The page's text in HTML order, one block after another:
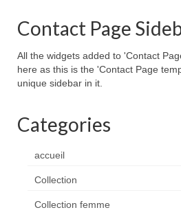
Contact Page
All the widgets added to 'Contact
here as this is the 'Contact Page
unique sidebar in it.
Categories
accueil
Collection
Collection femme